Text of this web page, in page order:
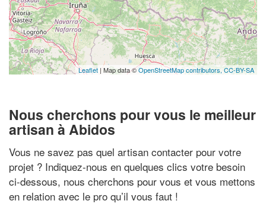
Leaflet | Map data ©OpenStreetMap contributors, CC-BY-SA
Nous cherchons pour vous le meilleur
artisan à Abidos
Vous ne savez pas quel artisan contacter pour votre
projet ? Indiquez-nous en quelques clics votre besoin
ci-dessous, nous cherchons pour vous et vous mettons
en relation avec le pro qu’il vous faut !